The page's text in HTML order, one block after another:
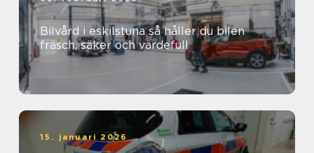
Bilvård i eskilstuna så håller du bilen
fräsch, säker och värdefull
15. januari 2026